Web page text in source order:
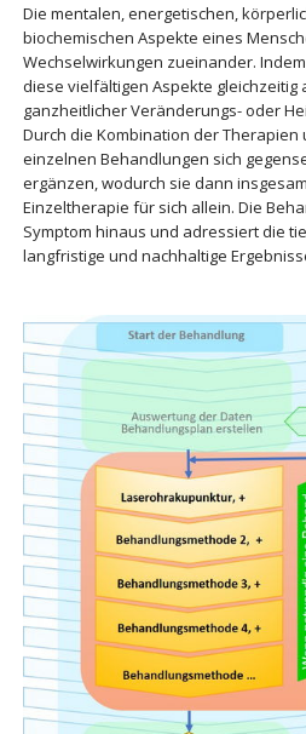
Die mentalen, energetischen,
biochemischen Aspekte eines
Wechselwirkungen zueinander.
diese vielfältigen Aspekte gleichzeitig
ganzheitlicher Veränderungs- oder
Durch die Kombination der
einzelnen Behandlungen sich
ergänzen, wodurch sie dann
Einzeltherapie für sich allein. Die
Symptom hinaus und adressiert die
langfristige und nachhaltige